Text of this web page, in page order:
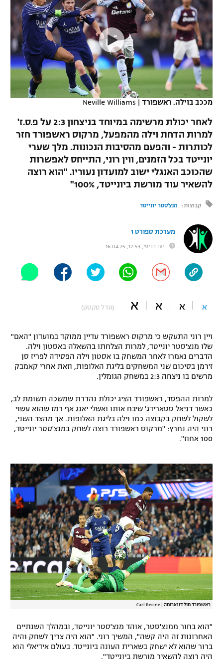
VOD
רץ ברשת
תוצאות
לוח שידורים
ברחבה
"מעל הליגה" – פודקאסט
"מחצית בשכונה" – פודקאסט
משתתפים וזוכים בפרסים
תקנון משתתפים וזוכים בפרסים
תקנון עבור פעילות ספורט 1 – "מרלן"
טניס
גיימינג E-Sports
תנאי שימוש
מדיניות פרטיות
תקנון פעילות ספורט 1
הצטרפות לחבילת הערוצים
לוח דרושים – ג'ובנט
תגיות
המגזין
נבחרת ישראל
מכבי חיפה
בית"ר ירושלים
מכבי תל אביב
הפועל חיפה
הפועל באר שבע
מכבי נתניה
בני יהודה
ליגה ספרדית
ליגה איטלקית
ליגה צרפתית
ליגה הולנדית
ליגה טורקית
ליגה סינית
ליגות נוספות
כדורסל נשים
מכבי תל אביב
הפועל חולון
הפועל ירושלים
דני אבדיה
יורוליג
יורוקאפ
טניס
כדוריד
כדורעף
שחייה
ג'ודו
אגרוף
ספורט אולימפי
אופניים
ספורט מוטורי
בייסבול MLB
ספורט אתגרי ואקסטרים
גיימינג E-Sports
מככב בוילה. ראשפורד |
Neville Williams
לאחר יכולת מרשימה במיוחד בניצחון 2:3 על פ.ס.ז'
למרות הדחת וילה מהמפעל, מרקוס ראשפורד חזר
לכותרות - והפעם מהסיבות הנכונות. מלך שערי
יונייטד בכל הזמנים, ווין רוני, התייחס לאפשרות
שהכוכב האנגלי ישוב למועדון נעוריו. "הוא רוצה
להשאיר עוד מורשת ביונייטד, 100%"
קבוצות: מנצ'סטר יונייטד
מערכת ספורט 1
יום רביעי, 12:53, 16.04.25
א א א א (גודל טקסט)
ויין רוני התעקש כי מרקוס ראשפורד עדיין ממוקד במועדון "האם"
שלו מנצ'סטר יונייטד, למרות הצלחתו בהשאלה באסטון וילה.
הדברים נאמרו לאחר המשחק בו אסטון וילה הפסידה לפריז סן
ז'רמן בסיכום שני המשחקים בליגת האלופות, וזאת אחרי קאמבק
מרשים בו ניצחה 2:3 במשחק הגומלין.
למרות ההפסד, ראשפורד הציג יכולת נהדרת שמשכה תשומת לב,
כאשר דניאל סטארידג' שיבח אותו ואשלי יאנג אף רמז שהוא עשוי
לשקול לשחק בקבוצה כמו וילה בליגת האלופות. אך מהצד השני,
רוני היה נחרץ: "מרקוס ראשפורד רוצה לשחק במנצ'סטר יונייטד,
100 אחוז".
ראשפורד מול דונארומה Carl Recine
"הוא בחור ממנצ'סטר, אוהד מנצ'סטר יונייטד, ובמהלך השנתיים
האחרונות זה היה קשה", המשיך רוני. "הוא היה צריך לשחק והיה
ברור שהוא לא ישחק בשארית העונה ביונייטד. בעולם אידיאלי הוא
היה רוצה להשאיר מורשת ביונייטד".